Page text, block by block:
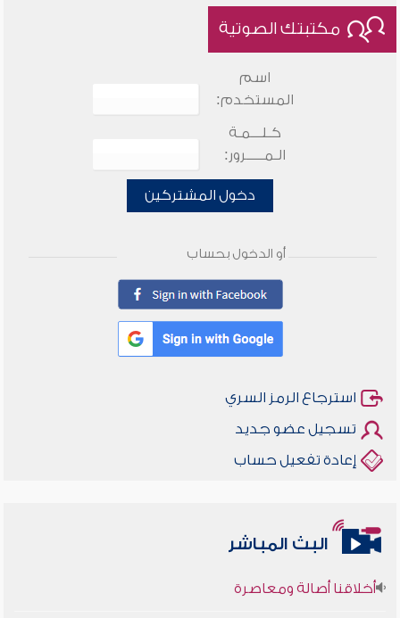
مكتبتك الصوتية
اسم
المستخدم:
كـلـــمـة
الـمـــــرور:
دخول المشتركين
أو الدخول بحساب
استرجاع الرمز السري
تسجيل عضو جديد
إعادة تفعيل حساب
البث المباشر